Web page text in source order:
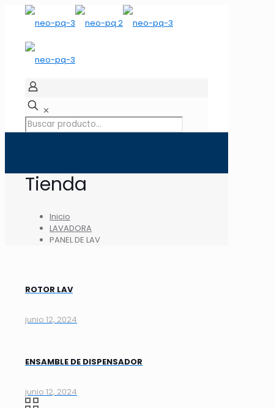
✕
Tienda
Inicio
LAVADORA
PANEL DE LAV
ROTOR LAV
junio 12, 2024
ENSAMBLE DE DISPENSADOR
junio 12, 2024